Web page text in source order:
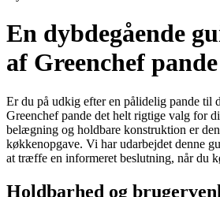
En dybdegående
af Greenchef pande
Er du på udkig efter en pålidelig pande til
Greenchef pande det helt rigtige valg for
belægning og holdbare konstruktion er
køkkenopgave. Vi har udarbejdet denne
at træffe en informeret beslutning, når du
Holdbarhed og